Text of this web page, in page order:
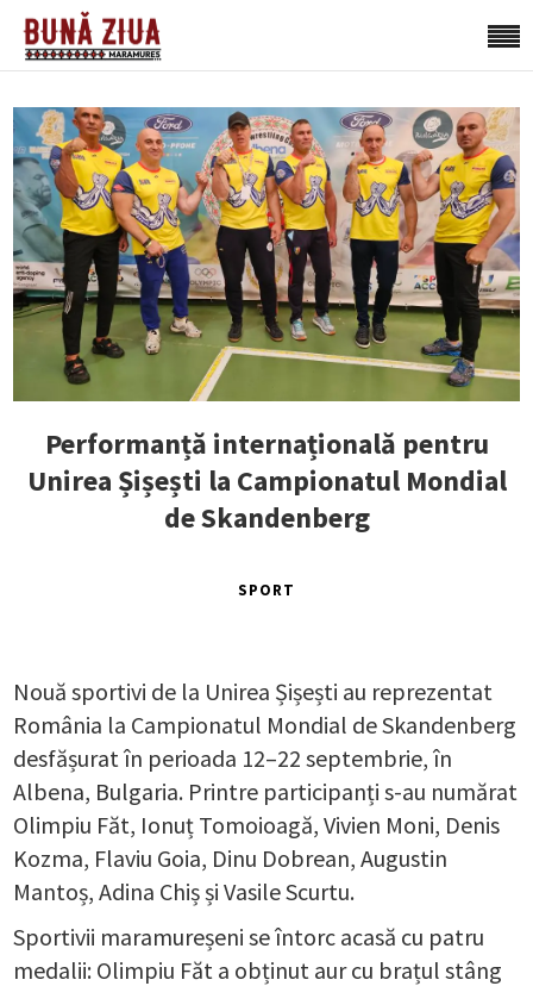
Performanță internațională pentru
Unirea Șișești la Campionatul Mondial
de Skandenberg
SPORT
Nouă sportivi de la Unirea Șișești au reprezentat
România la Campionatul Mondial de Skandenberg
desfășurat în perioada 12–22 septembrie, în
Albena, Bulgaria. Printre participanți s-au numărat
Olimpiu Făt, Ionuț Tomoioagă, Vivien Moni, Denis
Kozma, Flaviu Goia, Dinu Dobrean, Augustin
Mantoș, Adina Chiș și Vasile Scurtu.
Sportivii maramureșeni se întorc acasă cu patru
medalii: Olimpiu Făt a obținut aur cu brațul stâng